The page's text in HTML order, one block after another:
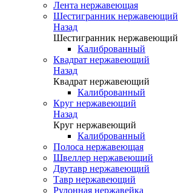
Лента нержавеющая
Шестигранник нержавеющий
Назад
Шестигранник нержавеющий
Калиброванный
Квадрат нержавеющий
Назад
Квадрат нержавеющий
Калиброванный
Круг нержавеющий
Назад
Круг нержавеющий
Калиброванный
Полоса нержавеющая
Швеллер нержавеющий
Двутавр нержавеющий
Тавр нержавеющий
Рулонная нержавейка